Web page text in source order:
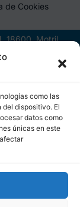
como las
dispositivo. El
datos como
únicas en este
de Cookies
18600, Motril,